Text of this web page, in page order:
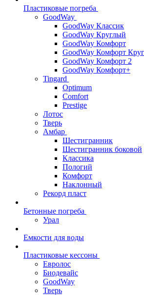
Пластиковые погреба
GoodWay
GoodWay Классик
GoodWay Круглый
GoodWay Комфорт
GoodWay Комфорт
GoodWay Комфорт 2
GoodWay Комфорт+
Tingard
Optimum
Comfort
Prestige
Лотос
Тверь
Амбар
Шестигранник
Шестигранник боковой
Классика
Пологий
Комфорт
Наклонный
Рекорд пласт
Бетонные погреба
Урал
Емкости для воды
Пластиковые кессоны
Евролос
Биодевайс
GoodWay
Тверь